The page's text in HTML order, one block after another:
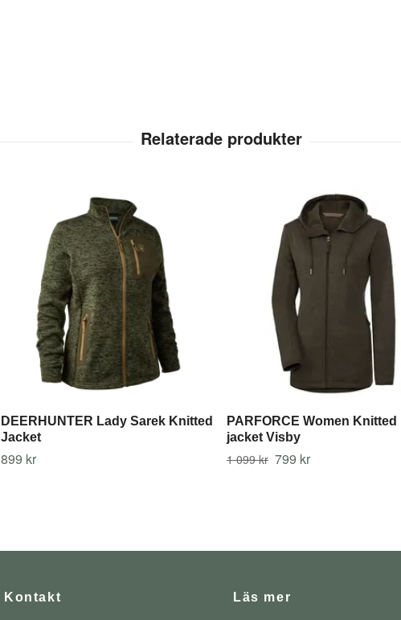
DEERHUNTER Lady Sarek Knitted
Jacket
899 kr
PARFORCE Women Knitted
jacket Visby
1 099 kr 799 kr
Kontakt Läs mer